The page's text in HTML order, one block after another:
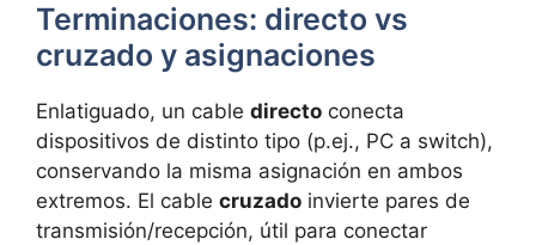
Terminaciones: directo vs
cruzado y asignaciones
Enlatiguado, un cable directo conecta
dispositivos de distinto tipo (p.ej., PC a switch),
conservando la misma asignación en ambos
extremos. El cable cruzado invierte pares de
transmisión/recepción, útil para conectar